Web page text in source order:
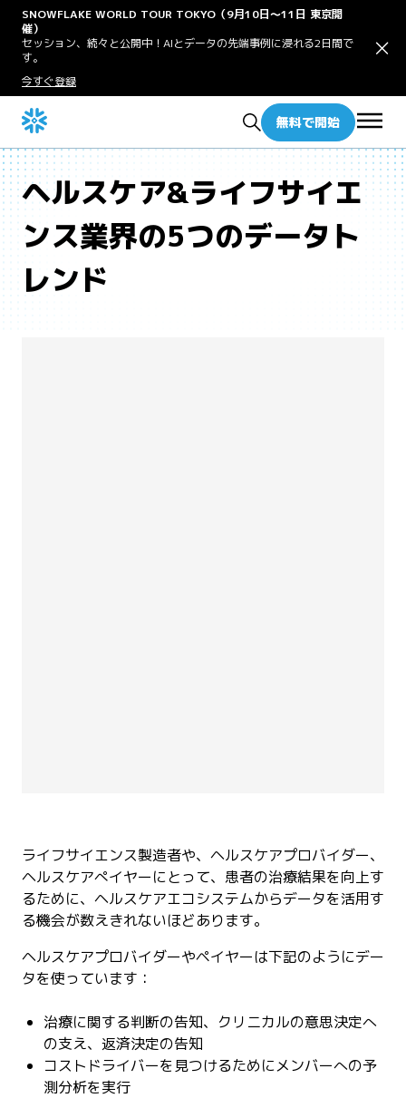
SNOWFLAKE WORLD TOUR TOKYO（9月10日〜11日 東京開
催）
セッション、続々と公開中！AIとデータの先端事例に浸れる2日間で
す。
今すぐ登録
無料で開始
ヘルスケア&ライフサイエ
ンス業界の5つのデータト
レンド
ライフサイエンス製造者や、ヘルスケアプロバイダー、
ヘルスケアぺイヤーにとって、患者の治療結果を向上す
るために、ヘルスケアエコシステムからデータを活用す
る機会が数えきれないほどあります。
ヘルスケアプロバイダーやペイヤーは下記のようにデー
タを使っています：
治療に関する判断の告知、クリニカルの意思決定へ
の支え、返済決定の告知
コストドライバーを見つけるためにメンバーへの予
測分析を実行